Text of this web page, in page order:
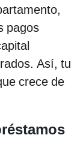
pagos
Así, tu
crece de